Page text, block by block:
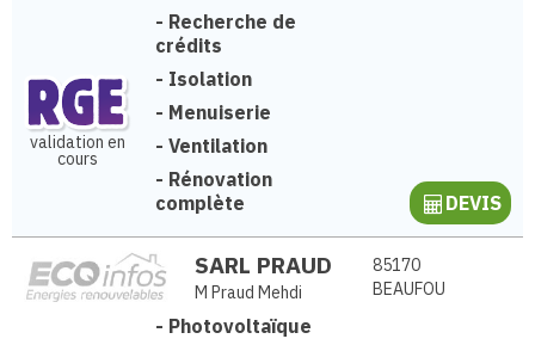
validation en
cours
- Recherche de
crédits
- Isolation
- Menuiserie
- Ventilation
- Rénovation
complète
DEVIS
SARL PRAUD
M Praud Mehdi
85170
BEAUFOU
- Photovoltaïque